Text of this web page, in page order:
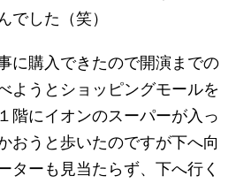
でした（笑）
に購入できたので開演までの
ようとショッピングモールを
階にイオンのスーパーが入っ
おうと歩いたのですが下へ向
ターも見当たらず、下へ行く